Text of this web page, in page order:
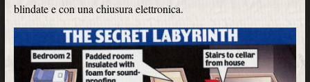
blindate e con una chiusura elettronica.